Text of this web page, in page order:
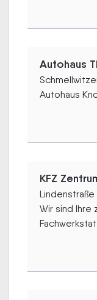
Autohaus
Autohaus
KFZ
Wir sind Ihre